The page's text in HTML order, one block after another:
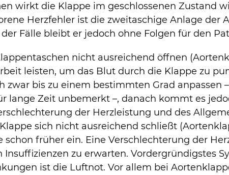
wirkt die Klappe im geschlossenen Zustand
Herzfehler ist die zweitaschige Anlage der
Fälle bleibt er jedoch ohne Folgen für den
nicht ausreichend öffnen
leisten, um das Blut durch die Klappe zu
zwar bis zu einem bestimmten Grad anpassen
lange Zeit unbemerkt –, danach kommt es
der Herzleistung und des
sich nicht ausreichend schließt
schon früher ein. Eine Verschlechterung der
Insuffizienzen zu erwarten. Vordergründigstes
ist die Luftnot. Vor allem bei